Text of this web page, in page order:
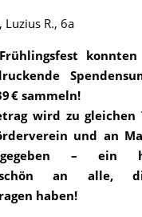
Luzius R., 6a
€ sammeln!
wird zu gleichen
und an
– ein
an alle,
haben!